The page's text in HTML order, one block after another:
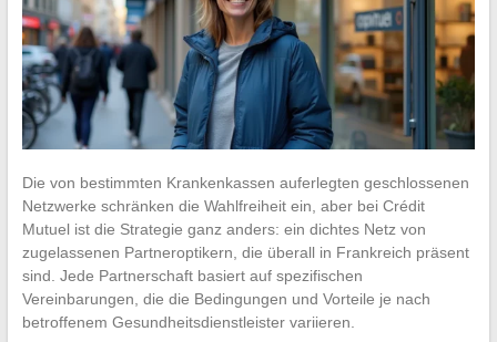
Die von bestimmten Krankenkassen auferlegten geschlossenen
Netzwerke schränken die Wahlfreiheit ein, aber bei Crédit
Mutuel ist die Strategie ganz anders: ein dichtes Netz von
zugelassenen Partneroptikern, die überall in Frankreich präsent
sind. Jede Partnerschaft basiert auf spezifischen
Vereinbarungen, die die Bedingungen und Vorteile je nach
betroffenem Gesundheitsdienstleister variieren.